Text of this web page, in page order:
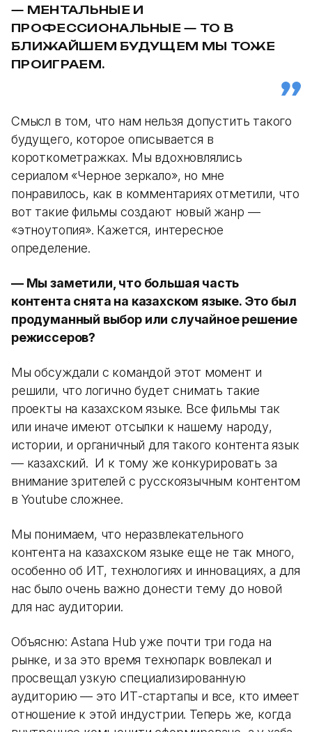
— МЕНТАЛЬНЫЕ И
ПРОФЕССИОНАЛЬНЫЕ — ТО В
БЛИЖАЙШЕМ БУДУЩЕМ МЫ ТОЖЕ
ПРОИГРАЕМ.
Смысл в том, что нам нельзя допустить такого
будущего, которое описывается в
короткометражках. Мы вдохновлялись
сериалом «Черное зеркало», но мне
понравилось, как в комментариях отметили, что
вот такие фильмы создают новый жанр —
«этноутопия». Кажется, интересное
определение.
— Мы заметили, что большая часть
контента снята на казахском языке. Это был
продуманный выбор или случайное решение
режиссеров?
Мы обсуждали с командой этот момент и
решили, что логично будет снимать такие
проекты на казахском языке. Все фильмы так
или иначе имеют отсылки к нашему народу,
истории, и органичный для такого контента язык
— казахский. И к тому же конкурировать за
внимание зрителей с русскоязычным контентом
в Youtube сложнее.
Мы понимаем, что неразвлекательного
контента на казахском языке еще не так много,
особенно об ИТ, технологиях и инновациях, а для
нас было очень важно донести тему до новой
для нас аудитории.
Объясню: Astana Hub уже почти три года на
рынке, и за это время технопарк вовлекал и
просвещал узкую специализированную
аудиторию — это ИТ-стартапы и все, кто имеет
отношение к этой индустрии. Теперь же, когда